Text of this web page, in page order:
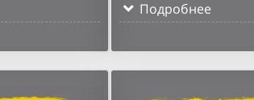
Подробнее